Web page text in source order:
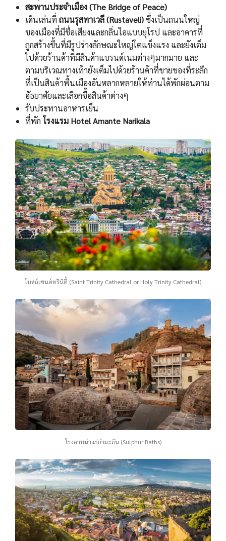
สะพานประจำเมือง (The Bridge of Peace)
เดินเล่นที่ ถนนรุสทาเวลี (Rustaveli)ซึ่งเป็นถนนใหญ่
ของเมืองที่มีชื่อเสียงและกลิ่นไอแบบยุโรป และอาคารที่
ถูกสร้างขึ้นที่มีรูปร่างลักษณะใหญ่โตแข็งแรง และยังเต็ม
ไปด้วยร้านค้าที่มีสินค้าแบรนด์เนมต่างๆมากมาย และ
ตามบริเวณทางเท้ายังเต็มไปด้วยร้านค้าที่ขายของที่ระลึก
ที่เป็นสินค้าพื้นเมืองอันหลากหลายให้ท่านได้พักผ่อนตาม
อัธยาศัยและเลือกซื้อสินค้าต่างๆ
รับประทานอาหารเย็น
ที่พักโรงแรม Hotel Amante Narikala
โบสถ์เซนต์ทรีนิตี้ (Saint Trinity Cathedral or Holy Trinity Cathedral)
โรงอาบนําแร่กํามะถัน (Sulphur Baths)